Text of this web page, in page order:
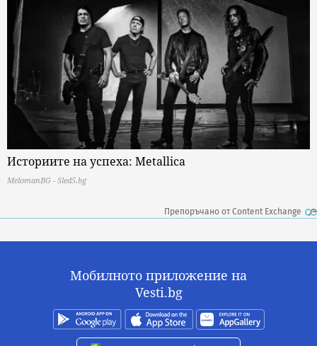
Историите на успеха: Metallica
MelomanBG - Sled5.bg
Препоръчано от Content Exchange
Мобилното приложение на
Vesti.bg